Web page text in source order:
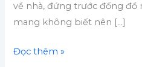
về nhà, đứng trước đống đồ
mang không biết nên […]
Đọc thêm »